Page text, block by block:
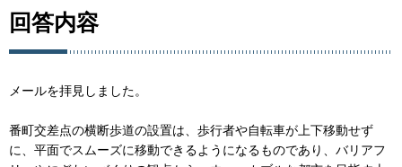
回答内容
メールを拝見しました。
番町交差点の横断歩道の設置は、歩行者や自転車が上下移動せず
に、平面でスムーズに移動できるようになるものであり、バリアフ